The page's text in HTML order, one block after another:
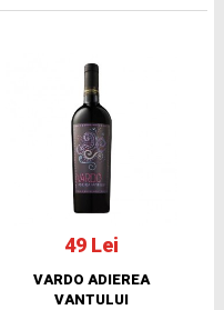
49 Lei
VARDO ADIEREA
VANTULUI